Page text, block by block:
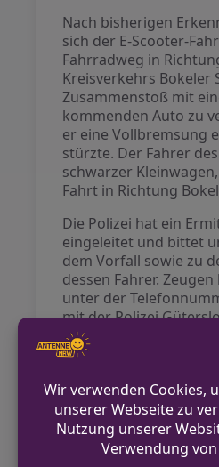
Nach bisherigen
sich der E-Scooter-
Fahrradweg in
Kreisverkehrs Bokeler
Zusammenstoß mit
kommenden Auto zu
er eine Vollbremsung
stürzte. Der Fahrer
schwarzer
Fahrt in Richtung
Die Polizei hat ein
eingeleitet und bittet
dem Vorfall sowie zu
dessen Fahrer.
unter der
mit der Polizei
setzen.
Kontakt für
Pressestelle
Polizei Gütersloh
05241 869-0